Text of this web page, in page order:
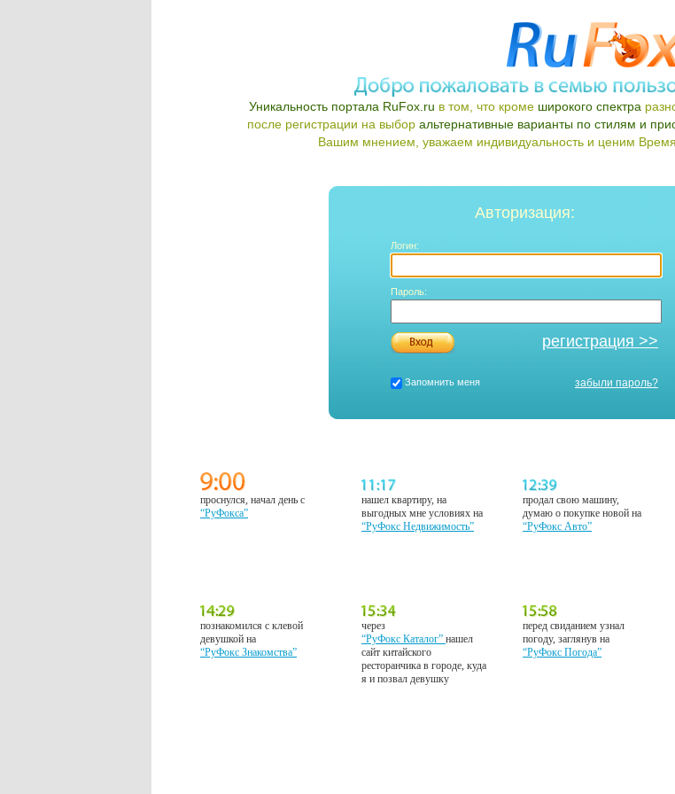
Уникальность портала RuFox.ru в том, что кроме широкого спектра
после регистрации на выбор альтернативные варианты по стилям и
Вашим мнением, уважаем индивидуальность и ценим
Авторизация:
Логин:
Пароль:
регистрация >>
Запомнить меня забыли пароль?
проснулся, начал день с
“РуФокса”
нашел квартиру, на
выгодных мне условиях на
“РуФокс Недвижимость”
продал свою машину,
думаю о покупке новой на
“РуФокс Авто”
познакомился с клевой
девушкой на
“РуФокс Знакомства”
через
“РуФокс Каталог”нашел
сайт китайского
ресторанчика в городе, куда
я и позвал девушку
перед свиданием узнал
погоду, заглянув на
“РуФокс Погода”